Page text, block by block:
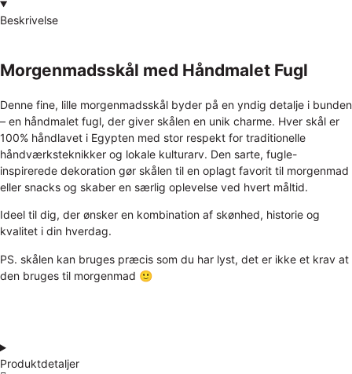
Beskrivelse
Morgenmadsskål med Håndmalet Fugl
Denne fine, lille morgenmadsskål byder på en yndig detalje i bunden
– en håndmalet fugl, der giver skålen en unik charme. Hver skål er
100% håndlavet i Egypten med stor respekt for traditionelle
håndværksteknikker og lokale kulturarv. Den sarte, fugle-
inspirerede dekoration gør skålen til en oplagt favorit til morgenmad
eller snacks og skaber en særlig oplevelse ved hvert måltid.
Ideel til dig, der ønsker en kombination af skønhed, historie og
kvalitet i din hverdag.
PS. skålen kan bruges præcis som du har lyst, det er ikke et krav at
den bruges til morgenmad 🙂
Produktdetaljer